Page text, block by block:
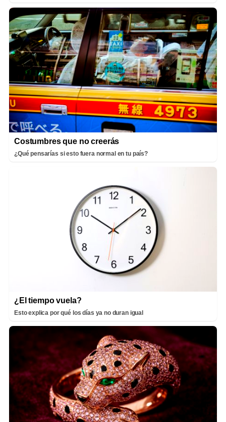
Costumbres que no creerás
¿Qué pensarías si esto fuera normal en tu país?
¿El tiempo vuela?
Esto explica por qué los días ya no duran igual